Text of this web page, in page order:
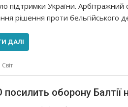
підтримки України.
рішення проти бельгійського
ДАЛІ
Світ
оборону Балтії